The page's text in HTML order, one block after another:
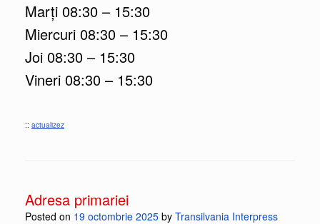
Marţi 08:30 – 15:30
Miercuri 08:30 – 15:30
Joi 08:30 – 15:30
Vineri 08:30 – 15:30
:: actualizez
Adresa primariei
Posted on 19 octombrie 2025 by Transilvania Interpress